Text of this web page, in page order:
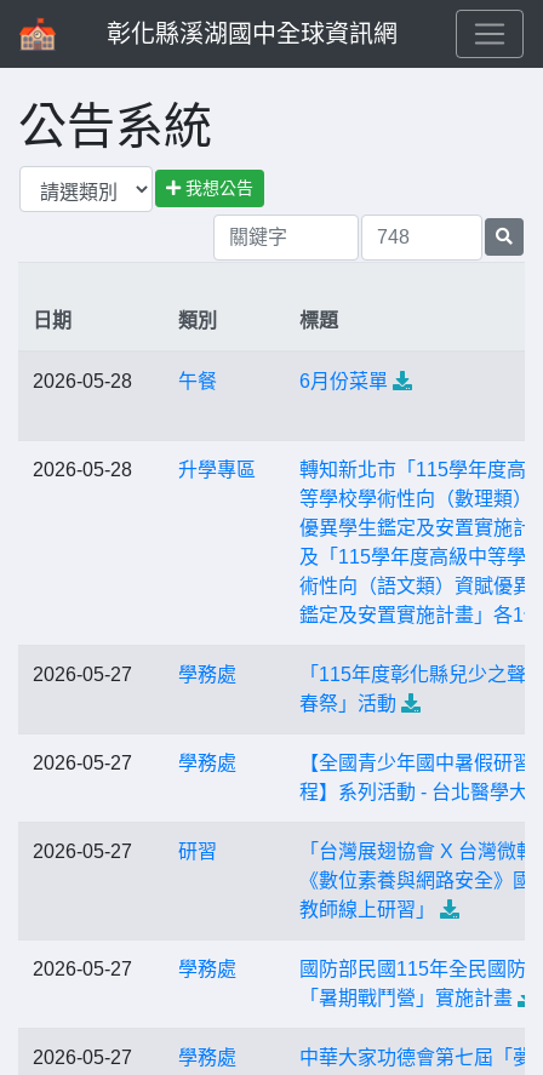
彰化縣溪湖國中全球資訊網
公告系統
我想公告
日期 類別 標題
2026-05-28 午餐 6月份菜單
2026-05-28 升學專區
轉知新北市「115學年度高
等學校學術性向（數理類）
優異學生鑑定及安置實施計
及「115學年度高級中等學
術性向（語文類）資賦優異
鑑定及安置實施計畫」各1份
2026-05-27 學務處
「115年度彰化縣兒少之聲
春祭」活動
2026-05-27 學務處
【全國青少年國中暑假研習
程】系列活動 - 台北醫學大
2026-05-27 研習
「台灣展翅協會 X 台灣微軟
《數位素養與網路安全》國
教師線上研習」
2026-05-27 學務處
國防部民國115年全民國防
「暑期戰鬥營」實施計畫
2026-05-27 學務處
中華大家功德會第七屆「夢